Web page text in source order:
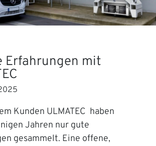
Erfahrungen mit
Kunden ULMATEC haben
Jahren nur gute
gesammelt. Eine offene,